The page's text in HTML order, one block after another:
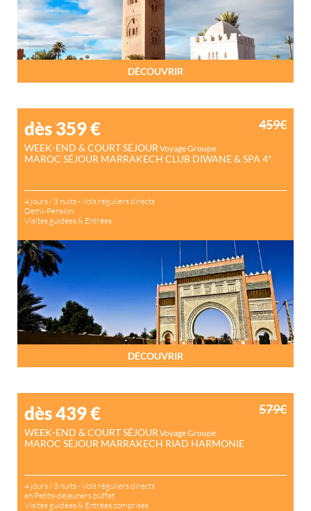
DÉCOUVRIR
dès 359€
WEEK-END & COURT SÉJOUR Voyage Groupe
MAROC SÉJOUR MARRAKECH CLUB DIWANE & SPA 4*
4 jours / 3 nuits - Vols réguliers directs
Demi-Pension
Visites guidées & Entrées
DÉCOUVRIR
459€
dès 439€
WEEK-END & COURT SÉJOUR Voyage Groupe
MAROC SÉJOUR MARRAKECH RIAD HARMONIE
4 jours / 3 nuits - Vols réguliers directs
en Petits-déjeuners buffet
Visites guidées & Entrées comprises
579€